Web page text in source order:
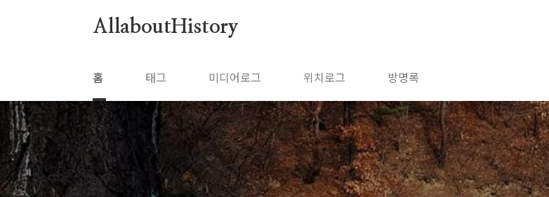
AllaboutHistory
홈 태그 미디어로그 위치로그 방명록